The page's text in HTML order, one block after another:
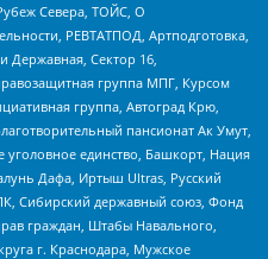
Севера, ТОЙС, О
РЕВТАТПОД, Артподготовка,
Сектор 16,
группа МПГ, Курсом
группа, Автоград Крю,
пансионат Ак Умут,
уголовное единство, Башкорт, Нация
Дафа, Иртыш Ultras, Русский
Сибирский державный союз, Фонд
граждан, Штабы Навального,
г. Краснодара, Мужское